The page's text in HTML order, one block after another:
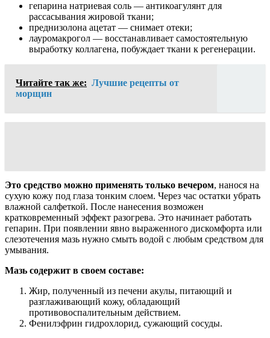
гепарина натриевая соль — антикоагулянт для
рассасывания жировой ткани;
преднизолона ацетат — снимает отеки;
лауромакрогол — восстанавливает самостоятельную
выработку коллагена, побуждает ткани к регенерации.
Читайте так же: Лучшие рецепты от
морщин
Это средство можно применять только вечером, нанося на
сухую кожу под глаза тонким слоем. Через час остатки убрать
влажной салфеткой. После нанесения возможен
кратковременный эффект разогрева. Это начинает работать
гепарин. При появлении явно выраженного дискомфорта или
слезотечения мазь нужно смыть водой с любым средством для
умывания.
Мазь содержит в своем составе:
Жир, полученный из печени акулы, питающий и
разглаживающий кожу, обладающий
противовоспалительным действием.
Фенилэфрин гидрохлорид, сужающий сосуды.